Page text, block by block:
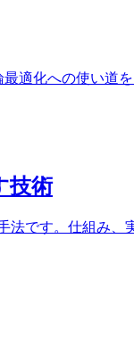
適化への使い道を
技術
法です。仕組み